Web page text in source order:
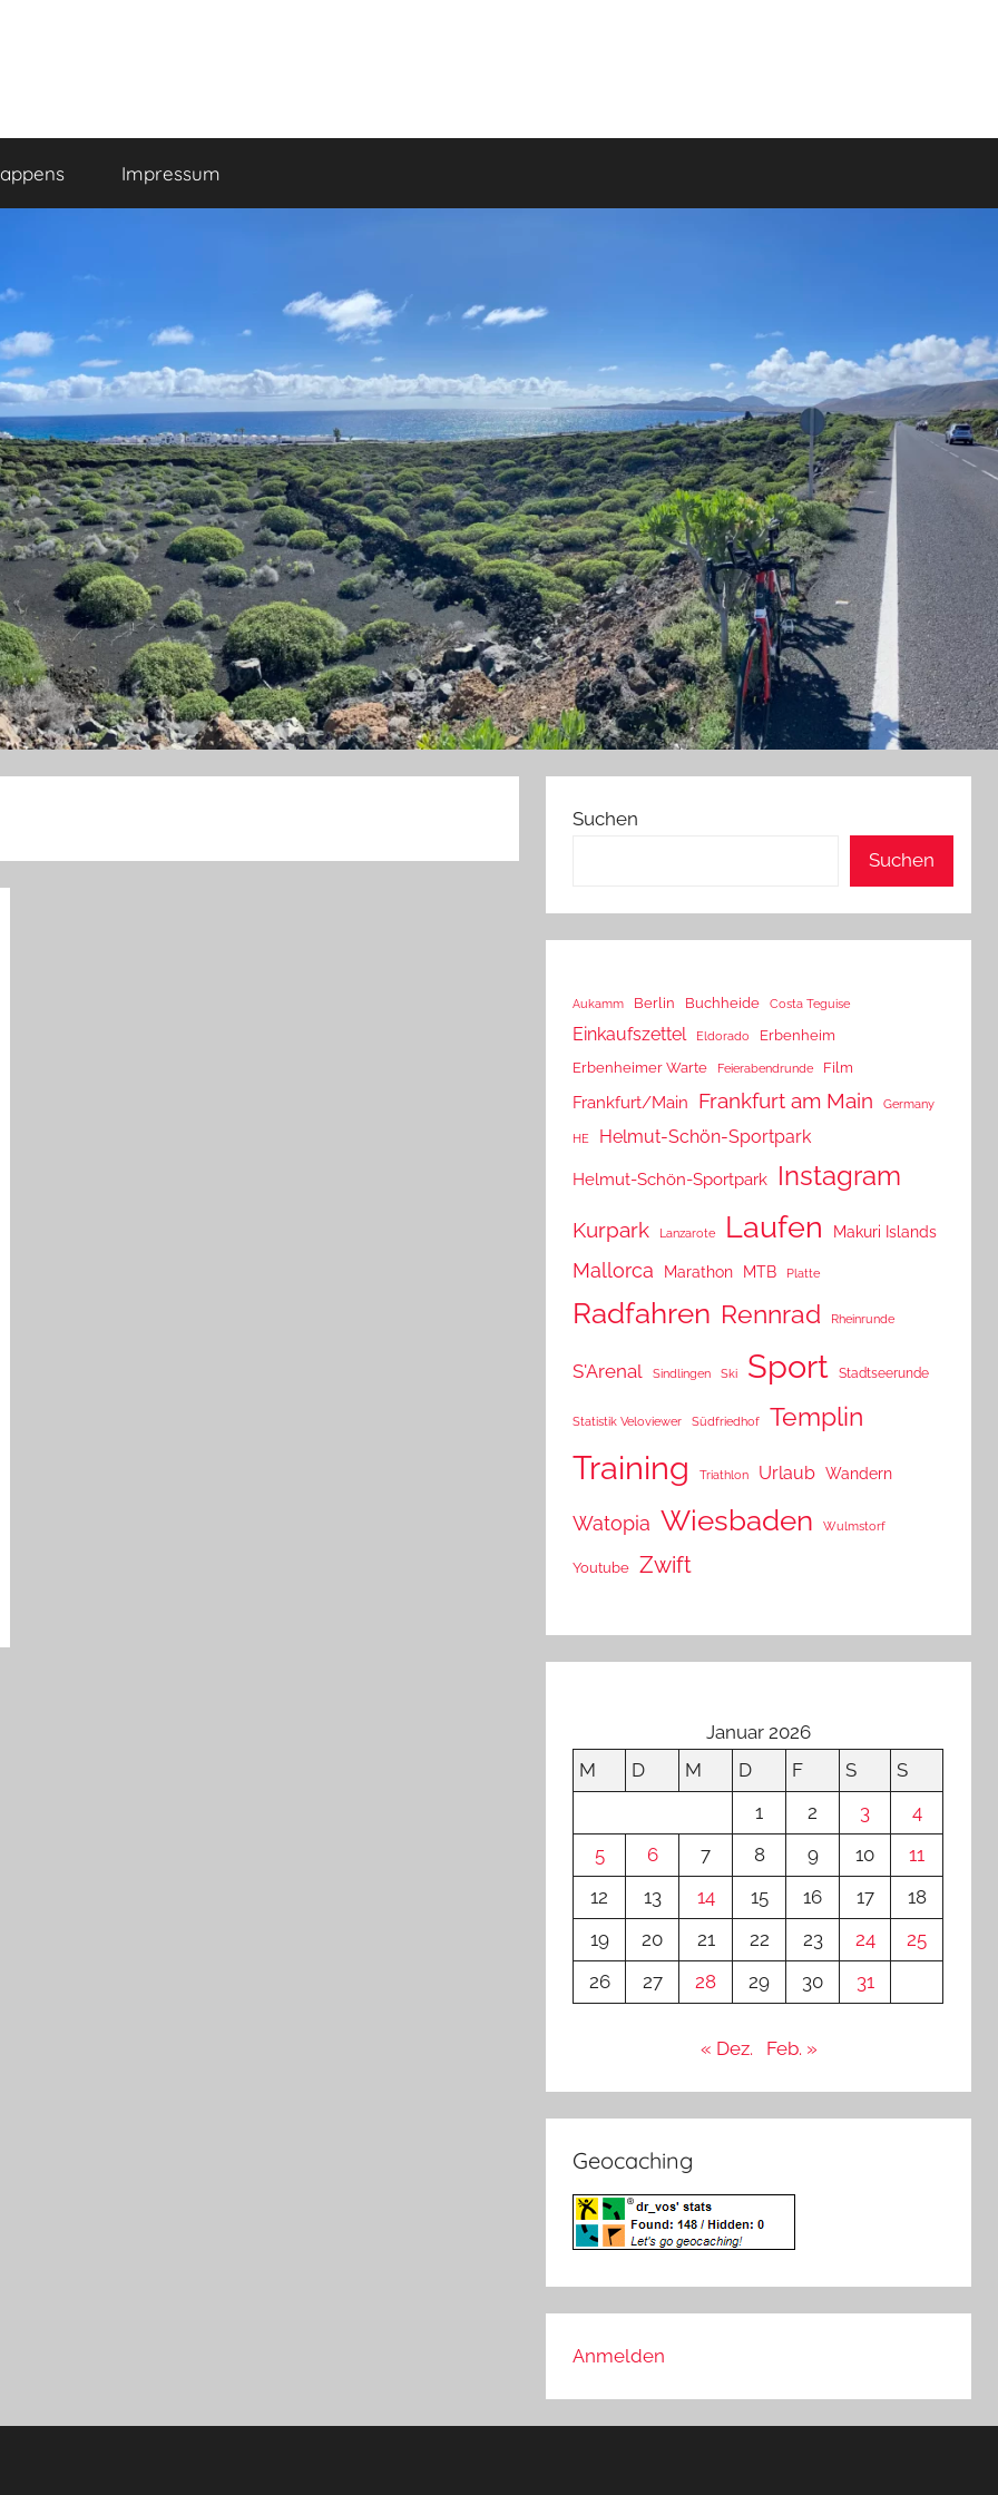
Impressum
Suchen
Suchen
Aukamm Berlin Buchheide Costa Teguise
Einkaufszettel Eldorado
Erbenheim
Erbenheimer Warte
Feierabendrunde Film
Frankfurt/Main Frankfurt am Main Germany
HE Helmut-Schön-Sportpark
Helmut-Schön-Sportpark Instagram
Kurpark Lanzarote Laufen Makuri Islands
Mallorca Marathon MTB Platte
Radfahren Rennrad Rheinrunde
S'Arenal Sindlingen Ski Sport Stadtseerunde
Statistik Veloviewer Südfriedhof Templin
Training Triathlon Urlaub Wandern
Watopia Wiesbaden Wulmstorf
Youtube Zwift
Januar 2026
M
D M D F S
S
1
2 3
4
5
6 7 8 9 10
11
12
13 14 15 16 17
18
19
20 21 22 23 24
25
26
27 28 29 30 31
« Dez. Feb. »
Geocaching
Anmelden